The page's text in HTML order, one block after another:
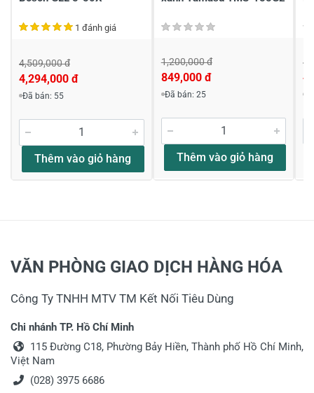
Bao đựng, 2 x pin 1.5V LR6 (AA),
Máy có bắn được ngoài trời không bạn có được
kiểm tra hàng và thử trước khi mua không vậy
Độ sai số của máy là 0,08mm/m có đúng vậy ko ạ
Thân chào anh độ sai số của Sản phẩm là
06/10/2019
1 đánh giá
4,509,000 đ
4,294,000 đ
Đã bán: 55
Thêm vào giỏ hàng
1,200,000 đ
849,000 đ
Đã bán: 25
Thêm vào giỏ hàng
VĂN PHÒNG GIAO DỊCH HÀNG HÓA
Công Ty TNHH MTV TM Kết Nối Tiêu Dùng
Chi nhánh TP. Hồ Chí Minh
115 Đường C18, Phường Bảy Hiền, Thành phố Hồ Chí Minh,
Việt Nam
(028) 3975 6686